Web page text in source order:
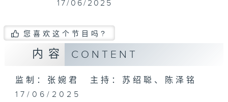
17/06/2025
您喜欢这个节目吗?
内容 CONTENT
监制：张婉君 主持：苏绍聪、陈泽铭
17/06/2025